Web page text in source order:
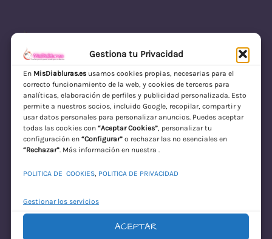
Gestiona tu Privacidad
En MisDiabluras.esusamos cookies propias, necesarias para el
correcto funcionamiento de la web, y cookies de terceros para
analíticas, elaboración de perfiles y publicidad personalizada. Esto
permite a nuestros socios, incluido Google, recopilar, compartir y
usar datos personales para personalizar anuncios. Puedes aceptar
todas las cookies con “Aceptar Cookies”, personalizar tu
configuración en “Configurar”o rechazar las no esenciales en
“Rechazar”. Más información en nuestra .
POLITICA DE COOKIES, POLITICA DE PRIVACIDAD
Gestionar los servicios
ACEPTAR
MisDiabluras | Sexshop Online con Envío
Discreto en España
Acceder